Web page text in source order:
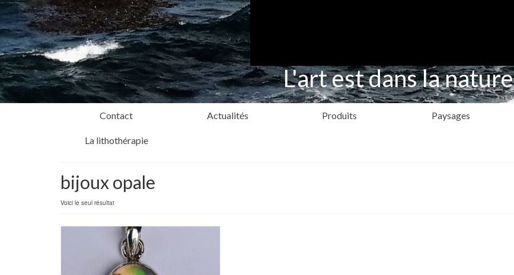
L'art est dans la nature
Contact Actualités Produits Paysages
La lithothérapie
bijoux opale
Voici le seul résultat